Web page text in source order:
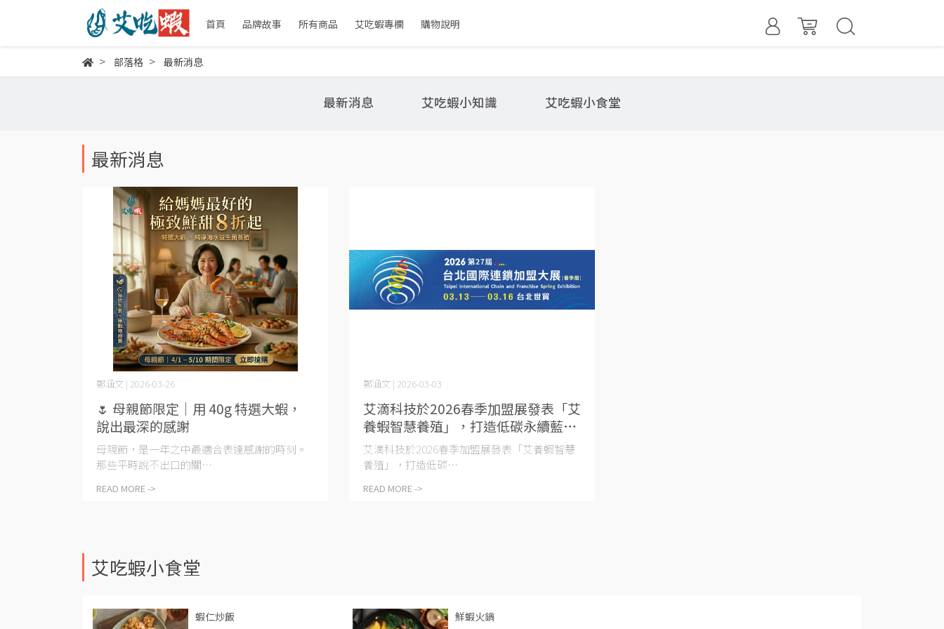
首頁 品牌故事 所有商品 艾吃蝦專欄 購物說明
部落格 最新消息
最新消息 艾吃蝦小知識 艾吃蝦小食堂
最新消息
🌷 母親節限定｜用 40g 特選大蝦，
說出最深的感謝
鄭涵文 | 2026-03-26
母親節，是一年之中最適合表達感謝的時刻。
那些平時說不出口的關⋯
READ MORE ->
艾滴科技於2026春季加盟展發表「艾
養蝦智慧養殖」，打造低碳永續藍金
產業鏈
鄭涵文 | 2026-03-03
艾滴科技於2026春季加盟展發表「艾養蝦智慧
養殖」，打造低碳⋯
READ MORE ->
艾吃蝦小食堂
蝦仁炒飯 鮮蝦火鍋